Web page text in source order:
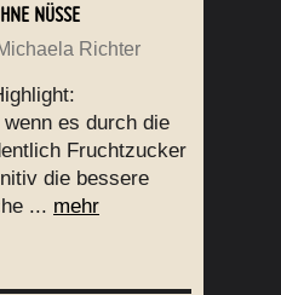
NÜSSE
Richter
wenn es durch die
Fruchtzucker
die bessere
... mehr